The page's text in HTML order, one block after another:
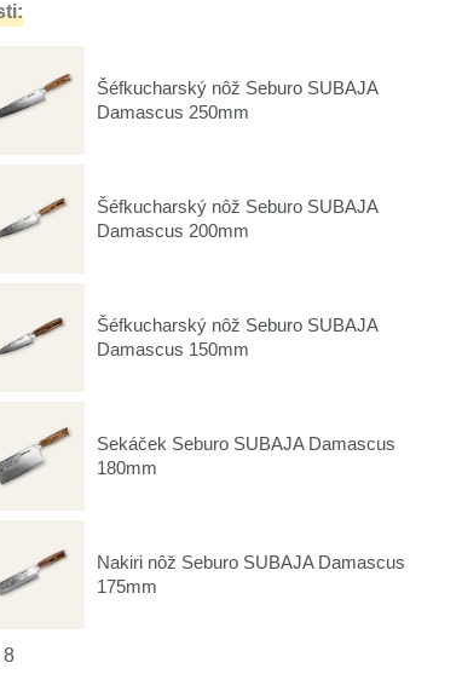
Šéfkucharský nôž Seburo SUBAJA
Damascus 250mm
Šéfkucharský nôž Seburo SUBAJA
Damascus 200mm
Šéfkucharský nôž Seburo SUBAJA
Damascus 150mm
Sekáček Seburo SUBAJA Damascus
180mm
Nakiri nôž Seburo SUBAJA Damascus
175mm
8